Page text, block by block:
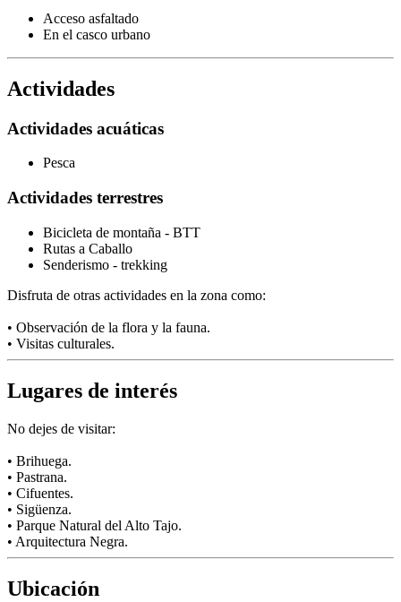
Acceso asfaltado
En el casco urbano
Actividades
Actividades acuáticas
Pesca
Actividades terrestres
Bicicleta de montaña - BTT
Rutas a Caballo
Senderismo - trekking
Disfruta de otras actividades en la zona como:
• Observación de la flora y la fauna.
• Visitas culturales.
Lugares de interés
No dejes de visitar:
• Brihuega.
• Pastrana.
• Cifuentes.
• Sigüenza.
• Parque Natural del Alto Tajo.
• Arquitectura Negra.
Ubicación